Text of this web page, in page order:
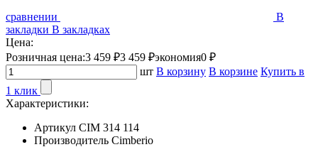
сравнении
В
закладки В закладках
Цена:
Розничная цена:3 459 ₽3 459 ₽экономия0 ₽
шт В корзину В корзине Купить в
1 клик
Характеристики:
Артикул CIM 314 114
Производитель Cimberio